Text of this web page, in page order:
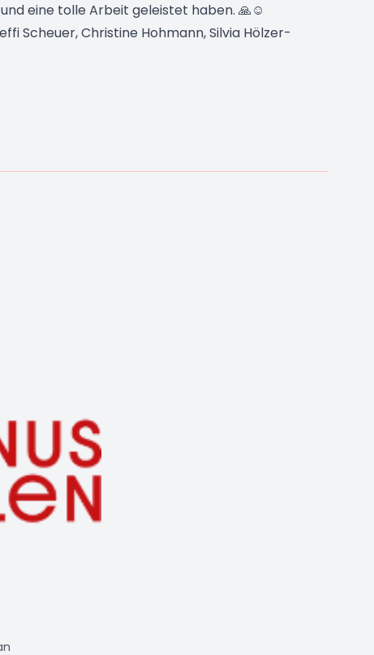
eine tolle Arbeit geleistet haben. 🙏☺️
Scheuer, Christine Hohmann, Silvia Hölzer-